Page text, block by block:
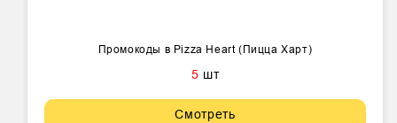
Промокоды в Pizza Heart (Пицца Харт)
5 шт
Смотреть